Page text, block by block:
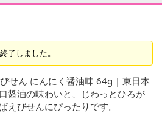
了しました。
せん にんにく醤油味 64g | 東日本
醤油の味わいと、じわっとひろが
えびせんにぴったりです。